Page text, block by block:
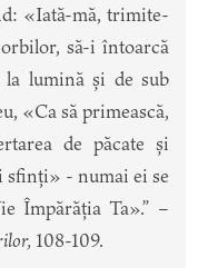
«Iată-mă, trimite-
să-i întoarcă
lumină și de sub
«Ca să primească,
de păcate și
sfinți» - numai ei se
Împărăția Ta».” –
108-109.